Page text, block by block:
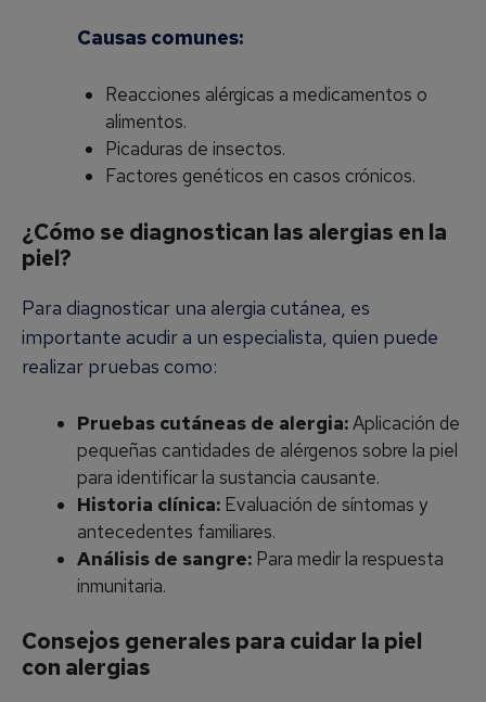
Causas comunes:
Reacciones alérgicas a medicamentos o
alimentos.
Picaduras de insectos.
Factores genéticos en casos crónicos.
¿Cómo se diagnostican las alergias en la
piel?
Para diagnosticar una alergia cutánea, es
importante acudir a un especialista, quien puede
realizar pruebas como:
Pruebas cutáneas de alergia:Aplicación de
pequeñas cantidades de alérgenos sobre la piel
para identificar la sustancia causante.
Historia clínica: Evaluación de síntomas y
antecedentes familiares.
Análisis de sangre: Para medir la respuesta
inmunitaria.
Consejos generales para cuidar la piel
con alergias